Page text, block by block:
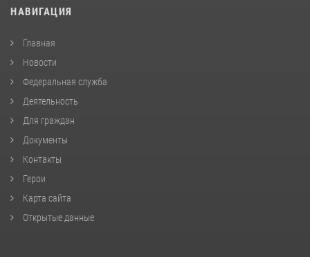
НАВИГАЦИЯ
Главная
Новости
Федеральная служба
Деятельность
Для граждан
Документы
Контакты
Герои
Карта сайта
Открытые данные